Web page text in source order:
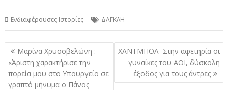
Ενδιαφέρουσες Ιστορίες ΔΑΓΚΛΗ
Πλοήγηση
άρθρων
Μαρίνα Χρυσοβελώνη :
«Άριστη χαρακτήρισε την
πορεία μου στο Υπουργείο σε
γραπτό μήνυμα ο Πάνος
ΧΑΝΤΜΠΟΛ- Στην αφετηρία οι
γυναίκες του ΑΟΙ, δύσκολη
έξοδος για τους άντρες